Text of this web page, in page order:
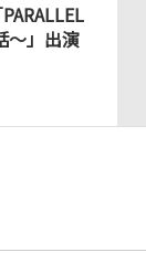
〜」出演